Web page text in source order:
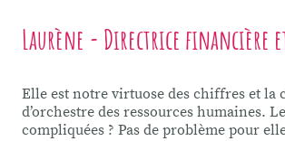
Laurène - Directrice financière
Elle est notre virtuose des chiffres et la
d’orchestre des ressources humaines.
compliquées ? Pas de problème pour